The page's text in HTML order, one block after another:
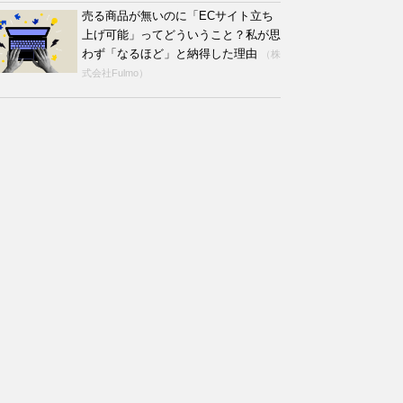
売る商品が無いのに「ECサイト立ち
上げ可能」ってどういうこと？私が思
わず「なるほど」と納得した理由
（株
式会社Fulmo）